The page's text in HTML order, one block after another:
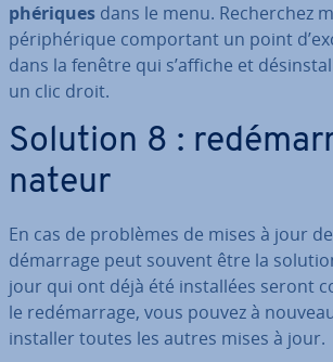
phé­riques dans le menu. Re­cher­chez
pé­ri­phé­rique com­por­tant un point
dans la fenêtre qui s’affiche et
un clic droit.
Solution 8 :
na­teur
En cas de problèmes de mises à jour
dé­mar­rage peut souvent être la
jour qui ont déjà été ins­tal­lées seront
le re­dé­mar­rage, vous pouvez à
installer toutes les autres mises à jour.